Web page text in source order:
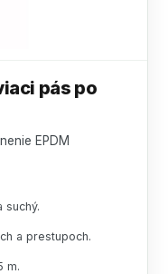
pás po
EPDM
suchý.
a prestupoch.
m.